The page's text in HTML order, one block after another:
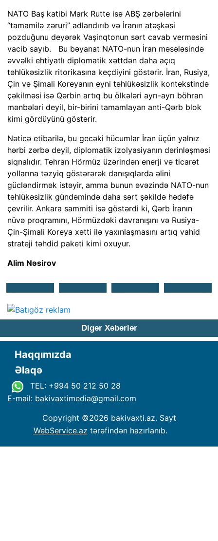
NATO Baş katibi Mark Rutte isə ABŞ zərbələrini
“tamamilə zəruri” adlandırıb və İranın atəşkəsi
pozduğunu deyərək Vaşinqtonun sərt cavab verməsini
vacib sayıb. Bu bəyanat NATO-nun İran məsələsində
əvvəlki ehtiyatlı diplomatik xəttdən daha açıq
təhlükəsizlik ritorikasına keçdiyini göstərir. İran, Rusiya,
Çin və Şimali Koreyanın eyni təhlükəsizlik kontekstində
çəkilməsi isə Qərbin artıq bu ölkələri ayrı-ayrı böhran
mənbələri deyil, bir-birini tamamlayan anti-Qərb blok
kimi gördüyünü göstərir.
Nəticə etibarilə, bu gecəki hücumlar İran üçün yalnız
hərbi zərbə deyil, diplomatik izolyasiyanın dərinləşməsi
siqnalıdır. Tehran Hörmüz üzərindən enerji və ticarət
yollarına təzyiq göstərərək danışıqlarda əlini
gücləndirmək istəyir, amma bunun əvəzində NATO-nun
təhlükəsizlik gündəmində daha sərt şəkildə hədəfə
çevrilir. Ankara sammiti isə göstərdi ki, Qərb İranın
nüvə proqramını, Hörmüzdəki davranışını və Rusiya-
Çin-Şimali Koreya xətti ilə yaxınlaşmasını artıq vahid
strateji təhdid paketi kimi oxuyur.
Alim Nəsirov
Digər Xəbərlər
Haqqımızda
Əlaqə
TEL: +994 50 212 50 28
E-mail: bakivaxtimedia@gmail.com
Copyright ©2026 bakivaxti.az. Sayt
WebService.az tərəfindən hazırlanıb.